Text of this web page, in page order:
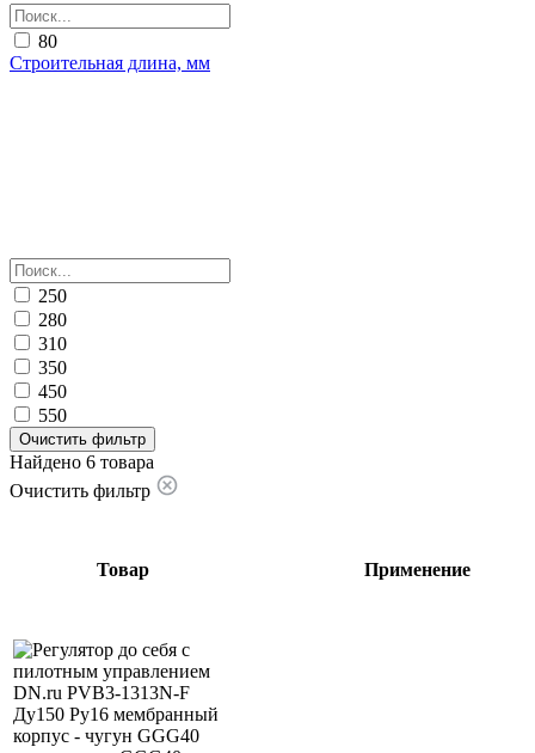
80
Строительная длина, мм
250
280
310
350
450
550
Очистить фильтр
Найдено 6 товара
Очистить фильтр
Товар Применение